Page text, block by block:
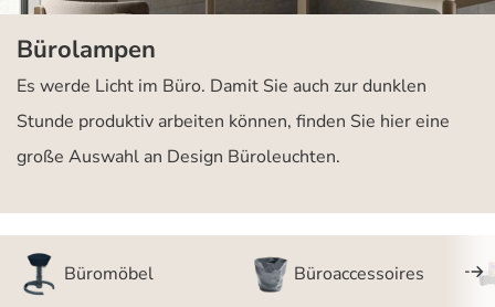
Bürolampen
Es werde Licht im Büro. Damit Sie auch zur dunklen
Stunde produktiv arbeiten können, finden Sie hier eine
große Auswahl an Design Büroleuchten.
Büromöbel Büroaccessoires